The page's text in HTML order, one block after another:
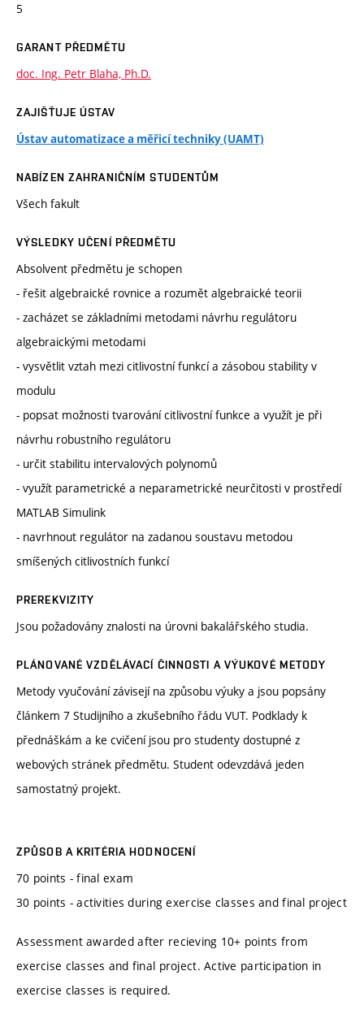
5
GARANT PŘEDMĚTU
doc. Ing. Petr Blaha, Ph.D.
ZAJIŠŤUJE ÚSTAV
Ústav automatizace a měřicí techniky (UAMT)
NABÍZEN ZAHRANIČNÍM STUDENTŮM
Všech fakult
VÝSLEDKY UČENÍ PŘEDMĚTU
Absolvent předmětu je schopen
- řešit algebraické rovnice a rozumět algebraické teorii
- zacházet se základními metodami návrhu regulátoru
algebraickými metodami
- vysvětlit vztah mezi citlivostní funkcí a zásobou stability v
modulu
- popsat možnosti tvarování citlivostní funkce a využít je při
návrhu robustního regulátoru
- určit stabilitu intervalových polynomů
- využít parametrické a neparametrické neurčitosti v prostředí
MATLAB Simulink
- navrhnout regulátor na zadanou soustavu metodou
smíšených citlivostních funkcí
PREREKVIZITY
Jsou požadovány znalosti na úrovni bakalářského studia.
PLÁNOVANÉ VZDĚLÁVACÍ ČINNOSTI A VÝUKOVÉ METODY
Metody vyučování závisejí na způsobu výuky a jsou popsány
článkem 7 Studijního a zkušebního řádu VUT. Podklady k
přednáškám a ke cvičení jsou pro studenty dostupné z
webových stránek předmětu. Student odevzdává jeden
samostatný projekt.
ZPŮSOB A KRITÉRIA HODNOCENÍ
70 points - final exam
30 points - activities during exercise classes and final project
Assessment awarded after recieving 10+ points from
exercise classes and final project. Active participation in
exercise classes is required.